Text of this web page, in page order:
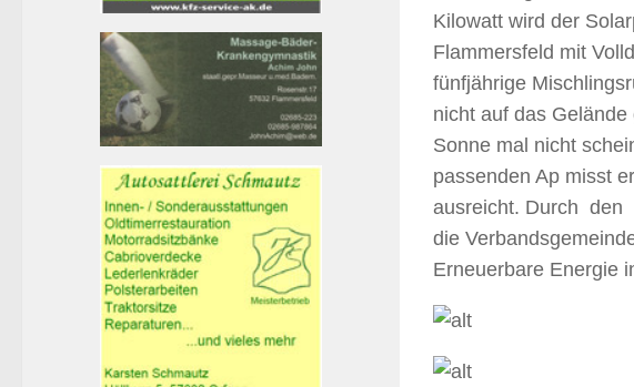
Kilowatt wird der
Flammersfeld mit
fünfjährige
nicht auf das
Sonne mal nicht
passenden Ap misst
ausreicht. Durch den
die
Erneuerbare Energie